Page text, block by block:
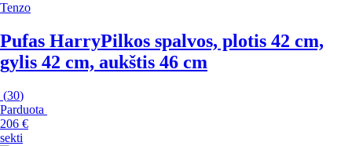
Tenzo
Pufas HarryPilkos spalvos, plotis 42 cm,
gylis 42 cm, aukštis 46 cm
(30)
Parduota
206 €
sekti